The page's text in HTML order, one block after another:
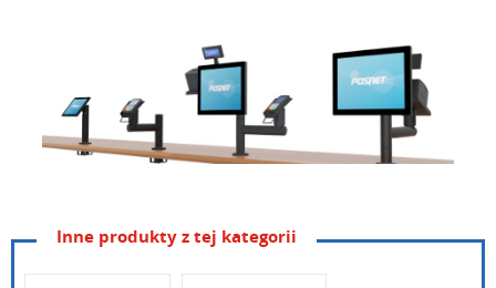
Inne produkty z tej kategorii